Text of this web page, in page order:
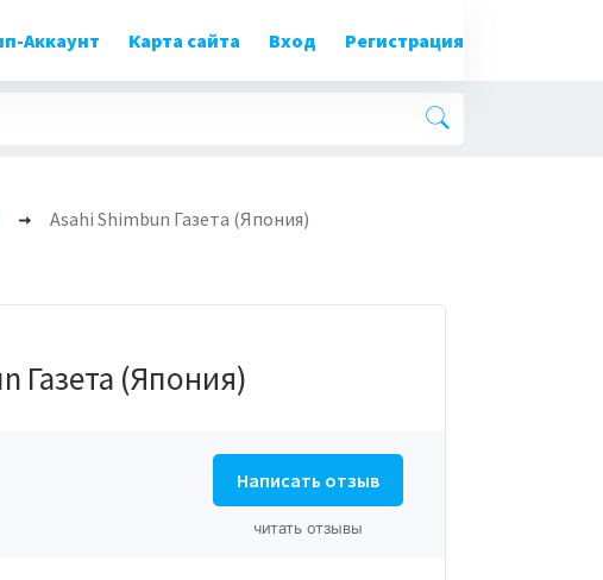
Аккаунт Карта сайта Вход Регистрация
Asahi Shimbun Газета (Япония)
Газета (Япония)
Написать отзыв
читать отзывы